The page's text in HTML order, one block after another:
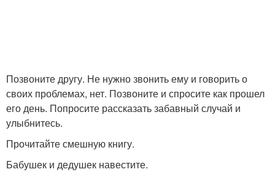
Позвоните другу. Не нужно звонить ему и говорить о
своих проблемах, нет. Позвоните и спросите как прошел
его день. Попросите рассказать забавный случай и
улыбнитесь.
Прочитайте смешную книгу.
Бабушек и дедушек навестите.